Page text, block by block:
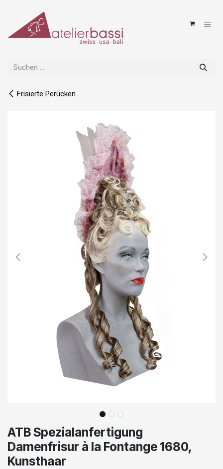
Frisierte Perücken
ATB Spezialanfertigung
Damenfrisur à la Fontange 1680,
Kunsthaar